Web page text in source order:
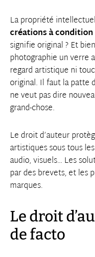
La propriété
créations à
signifie original ? Et
photographie un verre
regard artistique ni
original. Il faut la patte
ne veut pas dire
grand-chose.
Le droit d’auteur
artistiques sous tous
audio, visuels… Les
par des brevets, et les
marques.
Le droit
de facto